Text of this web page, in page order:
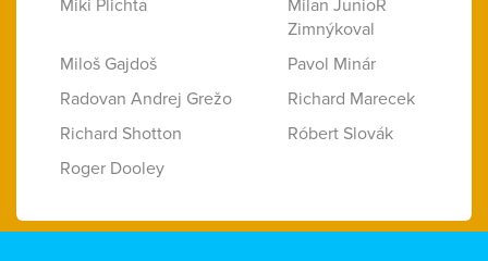
Miki Plichta
Milan JunioR
Zimnýkoval
Miloš Gajdoš
Pavol Minár
Radovan Andrej Grežo
Richard Marecek
Richard Shotton
Róbert Slovák
Roger Dooley